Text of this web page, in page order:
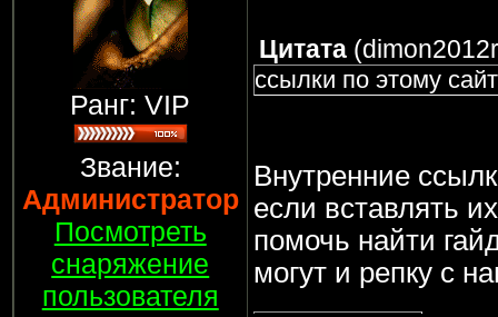
Ранг: VIP
Звание:
Администратор
Посмотреть
снаряжение
пользователя
Цитата(
ссылки по этому
Внутренние
если вставлять
помочь найти
могут и репку с